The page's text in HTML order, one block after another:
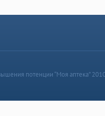
потенции “Моя аптека”